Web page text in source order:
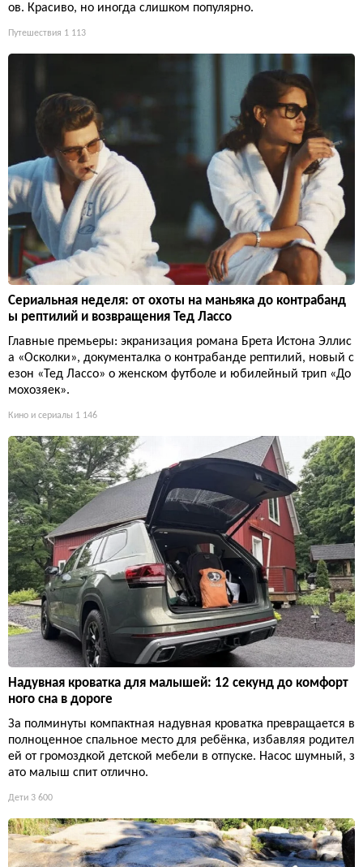
ов. Красиво, но иногда слишком популярно.
Путешествия 1 113
Сериальная неделя: от охоты на маньяка до контрабанд
ы рептилий и возвращения Тед Лассо
Главные премьеры: экранизация романа Брета Истона Эллис
а «Осколки», документалка о контрабанде рептилий, новый с
езон «Тед Лассо» о женском футболе и юбилейный трип «До
мохозяек».
Кино и сериалы 1 146
Надувная кроватка для малышей: 12 секунд до комфорт
ного сна в дороге
За полминуты компактная надувная кроватка превращается в
полноценное спальное место для ребёнка, избавляя родител
ей от громоздкой детской мебели в отпуске. Насос шумный, з
ато малыш спит отлично.
Дети 3 600